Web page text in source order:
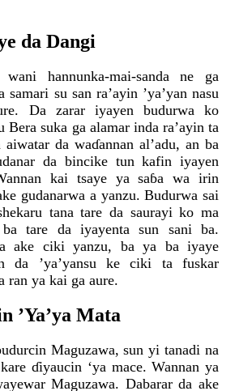
da Dangi
wani hannunka-mai-sanda ne ga
samari su san ra’ayin ’ya’yan nasu
Da zarar iyayen budurwa ko
Bera suka ga alamar inda ra’ayin ta
da waɗannan al’adu, an ba
da bincike tun kafin iyayen
kai tsaye ya saɓa wa irin
gudanarwa a yanzu. Budurwa sai
tana tare da saurayi ko ma
tare da iyayenta sun sani ba.
ake ciki yanzu, ba ya ba iyaye
da ’ya’yansu ke ciki ta fuskar
ran ya kai ga aure.
’Ya’ya Mata
Maguzawa, sun yi tanadi na
ɗiyaucin ‘ya mace. Wannan ya
Maguzawa. Dabarar da ake